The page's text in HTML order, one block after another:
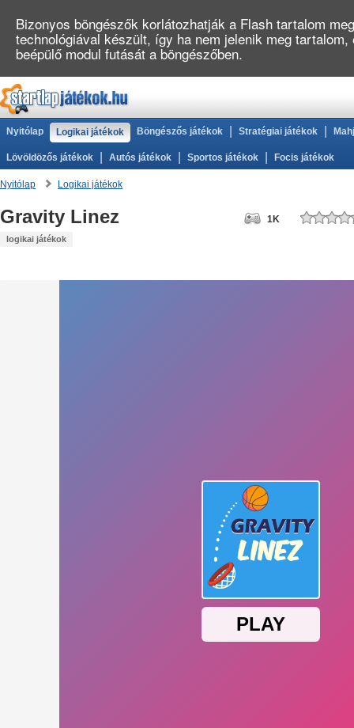
Nyitólap Logikai játékok Böngészős játékok Stratégiai játékok
Lövöldözős játékok Autós játékok Sportos játékok Focis játékok
Nyitólap Logikai játékok
Gravity Linez
logikai játékok
1K
Bizonyos böngészők korlátozhatják a Flash tartalom
technológiával készült, így ha nem jelenik meg
beépülő modul futását a böngészőben.